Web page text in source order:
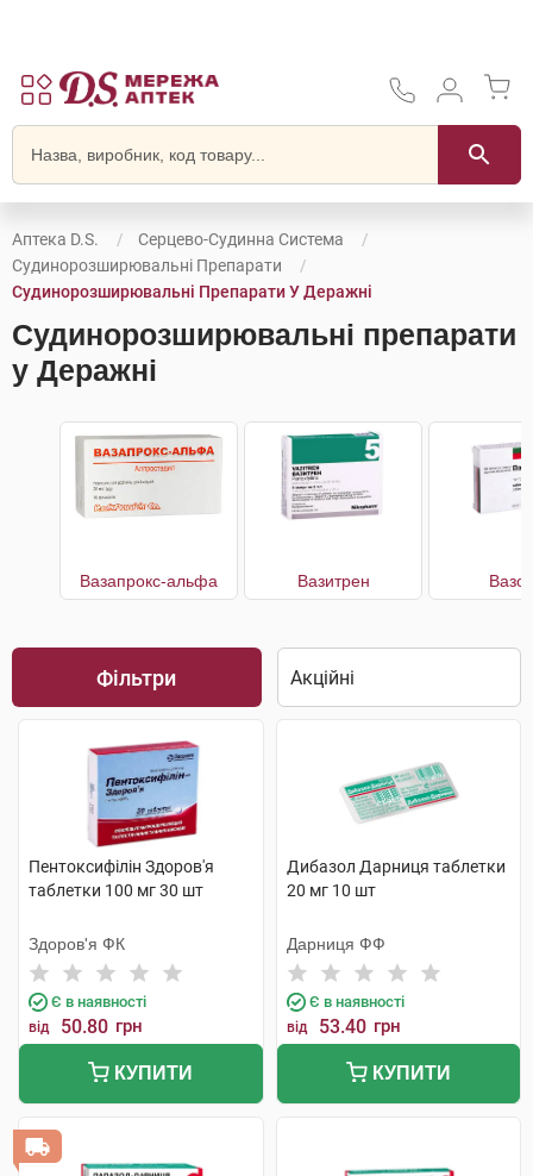
Аптека D.S.
Серцево-Судинна Система
Судинорозширювальні Препарати
Судинорозширювальні Препарати У Деражні
Судинорозширювальні препарати
у Деражні
Вазапрокс-альфа Вазитрен
Фільтри
Пентоксифілін Здоров'я
таблетки 100 мг 30 шт
Здоров'я ФК
Є в наявності
від 50.80 грн
КУПИТИ
Дибазол Дарниця таблетки
20 мг 10 шт
Дарниця ФФ
Є в наявності
від 53.40 грн
КУПИТИ